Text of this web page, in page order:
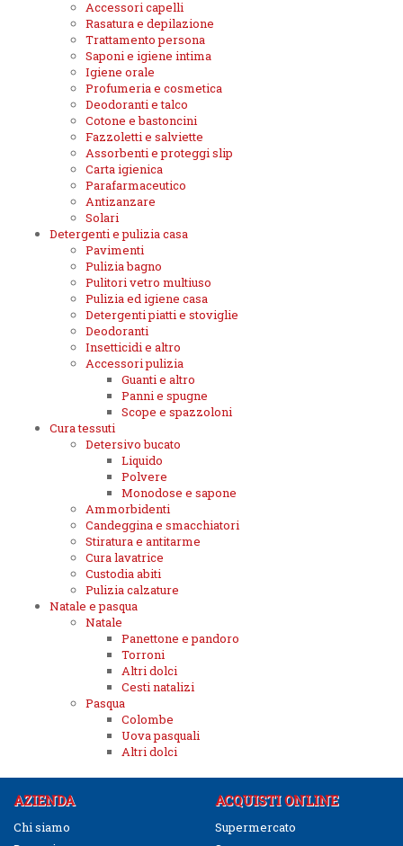
Accessori capelli
Rasatura e depilazione
Trattamento persona
Saponi e igiene intima
Igiene orale
Profumeria e cosmetica
Deodoranti e talco
Cotone e bastoncini
Fazzoletti e salviette
Assorbenti e proteggi slip
Carta igienica
Parafarmaceutico
Antizanzare
Solari
Detergenti e pulizia casa
Pavimenti
Pulizia bagno
Pulitori vetro multiuso
Pulizia ed igiene casa
Detergenti piatti e stoviglie
Deodoranti
Insetticidi e altro
Accessori pulizia
Guanti e altro
Panni e spugne
Scope e spazzoloni
Cura tessuti
Detersivo bucato
Liquido
Polvere
Monodose e sapone
Ammorbidenti
Candeggina e smacchiatori
Stiratura e antitarme
Cura lavatrice
Custodia abiti
Pulizia calzature
Natale e pasqua
Natale
Panettone e pandoro
Torroni
Altri dolci
Cesti natalizi
Pasqua
Colombe
Uova pasquali
Altri dolci
AZIENDA
Chi siamo
ACQUISTI ONLINE
Supermercato